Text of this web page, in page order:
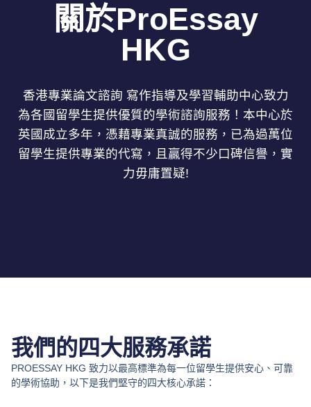
關於ProEssay
HKG
香港專業論文諮詢 寫作指導及學習輔助中心致力
為各國留學生提供優質的學術諮詢服務！本中心於
英國成立多年，憑藉專業真誠的服務，已為過萬位
留學生提供專業的代寫，且贏得不少口碑信譽，實
力毋庸置疑!
我們的四大服務承諾
PROESSAY HKG 致力以最高標準為每一位留學生提供安心、可靠
的學術協助，以下是我們堅守的四大核心承諾：